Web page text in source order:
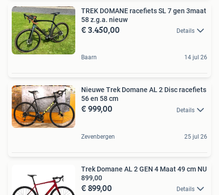
TREK DOMANE racefiets SL 7 gen 3maat
58 z.g.a. nieuw
€ 3.450,00 Details
Baarn 14 jul 26
Nieuwe Trek Domane AL 2 Disc racefiets
56 en 58 cm
€ 999,00 Details
Zevenbergen 25 jul 26
Trek Domane AL 2 GEN 4 Maat 49 cm NU
899,00
€ 899,00 Details